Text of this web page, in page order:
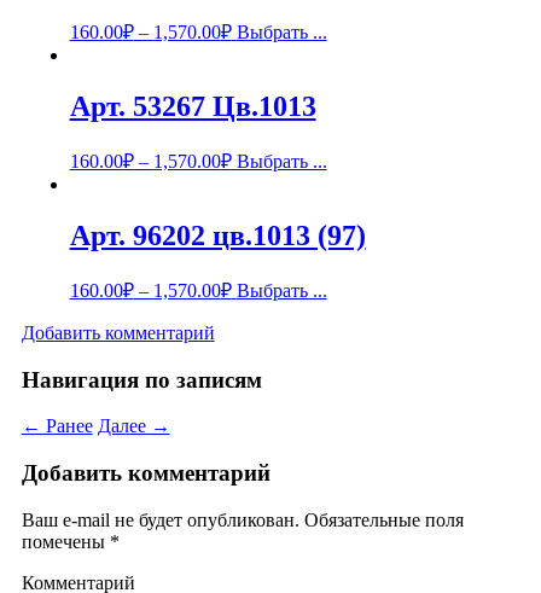
160.00₽– 1,570.00₽ Выбрать ...
Арт. 53267 Цв.1013
160.00₽– 1,570.00₽ Выбрать ...
Арт. 96202 цв.1013 (97)
160.00₽– 1,570.00₽ Выбрать ...
Добавить комментарий
Навигация по записям
← Ранее Далее →
Добавить комментарий
Ваш e-mail не будет опубликован. Обязательные поля
помечены *
Комментарий